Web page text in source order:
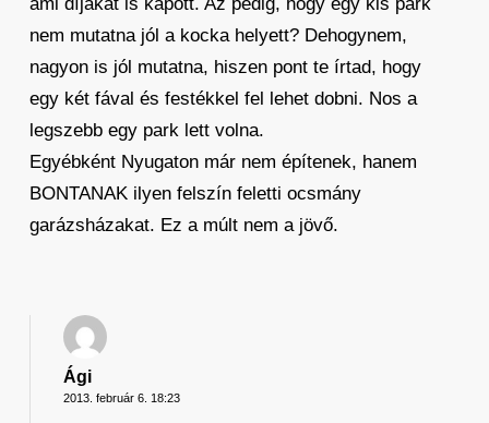
nem mutatna jól a kocka helyett? Dehogynem,
nagyon is jól mutatna, hiszen pont te írtad, hogy
egy két fával és festékkel fel lehet dobni. Nos a
legszebb egy park lett volna.
Egyébként Nyugaton már nem építenek, hanem
BONTANAK ilyen felszín feletti ocsmány
garázsházakat. Ez a múlt nem a jövő.
Ági
2013. február 6. 18:23